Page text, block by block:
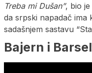
Treba mi Dušan”, bio
da srpski napadač ima
sadašnjem sastavu
Bajern i